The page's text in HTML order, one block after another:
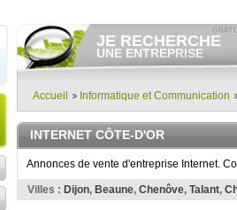
JE RECHERCHE
UNE ENTREPRISE
Consulter gratuitementles
vendre.
Et/ou déposergratuitement
votre recherche d'entreprise.
RECHERCHER UNE
ANNONCE
Accueil Informatique et Communication
INTERNET CÔTE-D'OR
Annonces de vente d'entreprise Internet.
Villes : Dijon, Beaune, Chenôve, Talant,